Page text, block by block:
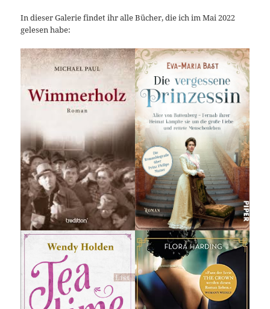
In dieser Galerie findet ihr alle Bücher, die ich im Mai 2022
gelesen habe: